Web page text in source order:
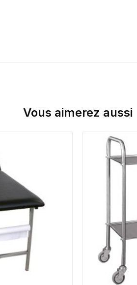
Vous aimerez aussi